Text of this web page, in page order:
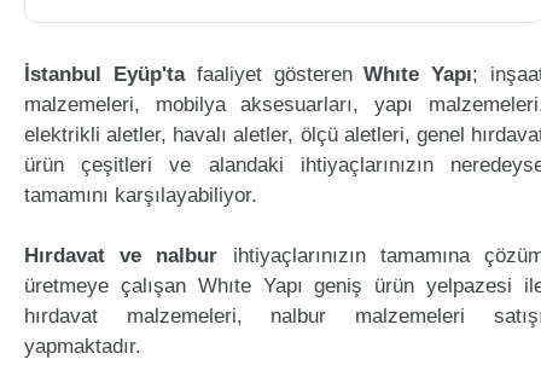
İstanbul Eyüp'tafaaliyet gösterenWhıte Yapı;
malzemeleri, mobilya aksesuarları, yapı
elektrikli aletler, havalı aletler, ölçü aletleri, genel
ürün çeşitleri ve alandaki ihtiyaçlarınızın
tamamını karşılayabiliyor.
Hırdavat ve nalbur ihtiyaçlarınızın tamamına
üretmeye çalışan Whıte Yapı geniş ürün yelpazesi
hırdavat malzemeleri, nalbur malzemeleri
yapmaktadır.